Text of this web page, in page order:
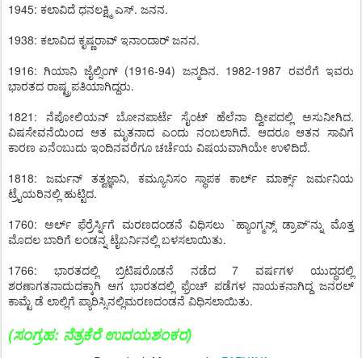
1945: ಕಲಾವಿದೆ ಧನಲಕ್ಷ್ಮಿ ಎಸ್. ಜನನ.
1938: ಕಲಾವಿದ ಕೃಷ್ಣರಾವ್ ಇನಾಂದಾರ್ ಜನನ.
1916: ಗಿಯಾನಿ ಜೈಲ್ಸಿಂಗ್ (1916-94) ಜನ್ಮದಿನ. 1982-1987 ರವರೆಗೆ ಇವರು
ಭಾರತದ ರಾಷ್ಟ್ರಪತಿಯಾಗಿದ್ದರು.
1821: ನೆಪೋಲಿಯನ್ ಬೋನಪಾರ್ಟೆ ಸೈಂಟ್ ಹೆಲೆನಾ ದ್ವೀಪದಲ್ಲಿ ಅಸುನೀಗಿದ.
ವಿಷಸೇವನೆಯಿಂದ ಆತ ಮೃತನಾದ ಎಂದು ನಂಬಲಾಗಿದೆ. ಆದರೂ ಆತನ ಸಾವಿಗೆ
ಕಾರಣ ಏನೆಂಬುದು ಇಂದಿನವರೆಗೂ ಚರ್ಚೆಯ ವಿಷಯವಾಗಿಯೇ ಉಳಿದಿದೆ.
1818: ಜರ್ಮನ್ ತತ್ವಜ್ಞಾನಿ, ಕಮ್ಯೂನಿಸಂ ಸ್ಥಾಪಕ ಕಾರ್ಲ್ ಮಾರ್ಕ್ಸ್ ಜರ್ಮನಿಯ
ಟ್ರೈಯರಿನಲ್ಲಿ ಹುಟ್ಟಿದ.
1760: ಅರ್ಲ್ ಫೆರ್ರೆರ್ಸ್ನಿಗೆ ಮರಣದಂಡನೆ ವಿಧಿಸಲು `ಹ್ಯಾಂಗ್ಮನ್ಸ್ ಡ್ರಾಪ್'ನ್ನು ಮೊತ್ತ
ಮೊದಲ ಬಾರಿಗೆ ಲಂಡನ್ನ ಟೈಬರ್ನಿನಲ್ಲಿ ಬಳಸಲಾಯಿತು.
1766: ಭಾರತದಲ್ಲಿ ಬ್ರಿಟಿಷರೊಡನೆ ನಡೆದ 7 ವರ್ಷಗಳ ಯುದ್ಧದಲ್ಲಿ
ಶರಣಾಗತನಾದುದಕ್ಕಾಗಿ ಆಗ ಭಾರತದಲ್ಲಿ ಫ್ರೆಂಚ್ ಪಡೆಗಳ ನಾಯಕನಾಗಿದ್ದ ಜನರಲ್
ಕಾಮ್ಟೆ ಡೆ ಲಾಲ್ಲಿಗೆ ಪ್ಯಾರಿಸ್ಸಿನಲ್ಲಿಮರಣದಂಡನೆ ವಿಧಿಸಲಾಯಿತು.
(ಸಂಗ್ರಹ: ನೆತ್ರಕೆರೆ ಉದಯಶಂಕರ)